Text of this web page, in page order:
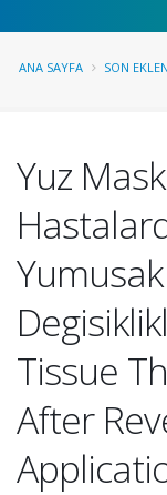
ANA SAYFA SON
Yuz
Tissue
After